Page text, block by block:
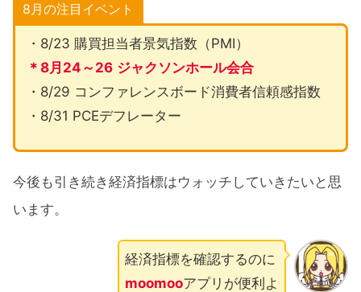
8月の注目イベント
・8/23 購買担当者景気指数（PMI）
＊8月24～26 ジャクソンホール会合
・8/29 コンファレンスボード消費者信頼感指数
・8/31 PCEデフレーター
今後も引き続き経済指標はウォッチしていきたいと思
います。
経済指標を確認するのに
moomooアプリが便利よ